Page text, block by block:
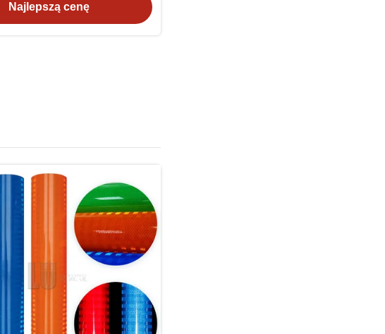
znaków drogowych
Najlepszą cenę